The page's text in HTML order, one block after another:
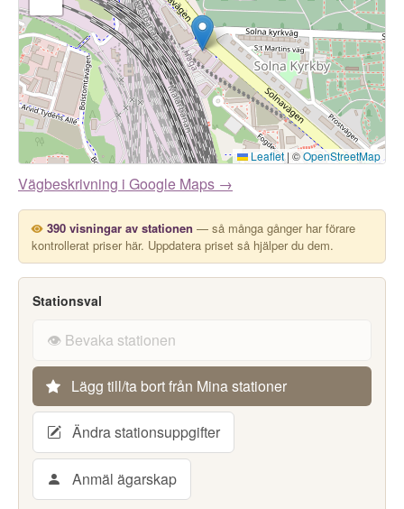
Leaflet | ©OpenStreetMap
Vägbeskrivning i Google Maps →
390 visningar av stationen — så många gånger har förare
kontrollerat priser här. Uppdatera priset så hjälper du dem.
Stationsval
👁️ Bevaka stationen
Lägg till/ta bort från Mina stationer
Ändra stationsuppgifter
Anmäl ägarskap